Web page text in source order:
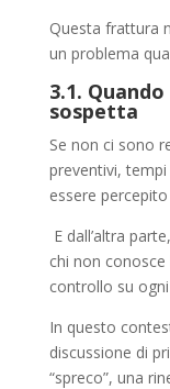
Questa frattura
un problema
3.1.
sospetta
Se non ci sono
preventivi, tempi
essere
E dall’altra
chi non
controllo su
In questo
discussione di
“spreco”, una